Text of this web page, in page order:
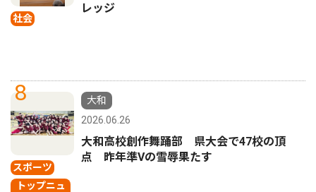
社会
レッジ
8
スポーツ
トップニュ
大和
2026.06.26
大和高校創作舞踊部 県大会で47校の頂
点 昨年準Vの雪辱果たす